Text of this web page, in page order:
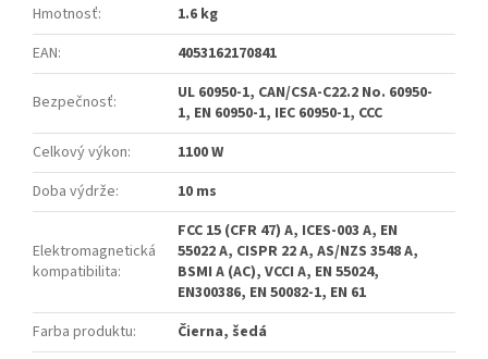
Hmotnosť:
1.6 kg
EAN: 4053162170841
Bezpečnosť:
UL 60950-1, CAN/CSA-C22.2 No. 60950-
1, EN 60950-1, IEC 60950-1, CCC
Celkový výkon:
1100 W
Doba výdrže: 10 ms
Elektromagnetická
kompatibilita:
FCC 15 (CFR 47) A, ICES-003 A, EN
55022 A, CISPR 22 A, AS/NZS 3548 A,
BSMI A (AC), VCCI A, EN 55024,
EN300386, EN 50082-1, EN 61
Farba produktu:
Čierna, šedá